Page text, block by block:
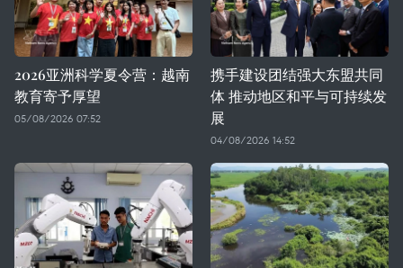
2026亚洲科学夏令营：越南
教育寄予厚望
05/08/2026 07:52
携手建设团结强大东盟共同
体 推动地区和平与可持续发
展
04/08/2026 14:52